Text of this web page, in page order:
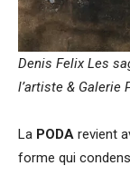
Denis Felix Les
l’artiste & Galerie
La PODA revient
forme qui